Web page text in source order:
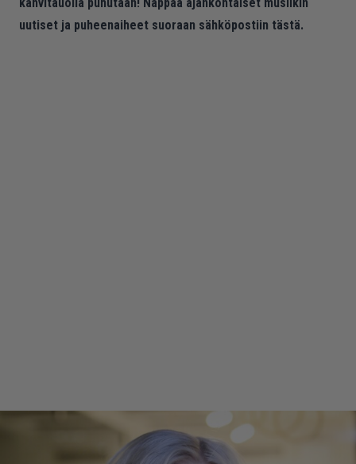
uutiset ja puheenaiheet suoraan sähköpostiin tästä.